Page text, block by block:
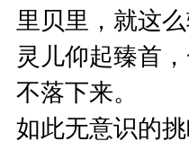
里贝里，就这
灵儿仰起臻首
不落下来。
如此无意识的